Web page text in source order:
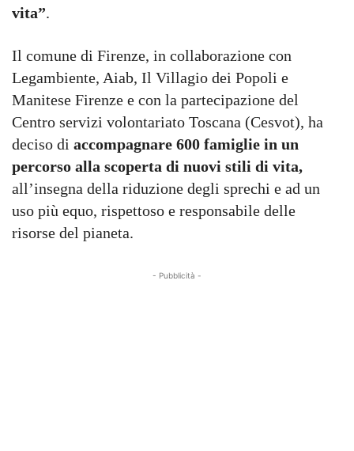
vita”.
Il comune di Firenze, in collaborazione con
Legambiente, Aiab, Il Villagio dei Popoli e
Manitese Firenze e con la partecipazione del
Centro servizi volontariato Toscana (Cesvot), ha
deciso di accompagnare 600 famiglie in un
percorso alla scoperta di nuovi stili di vita,
all’insegna della riduzione degli sprechi e ad un
uso più equo, rispettoso e responsabile delle
risorse del pianeta.
- Pubblicità -